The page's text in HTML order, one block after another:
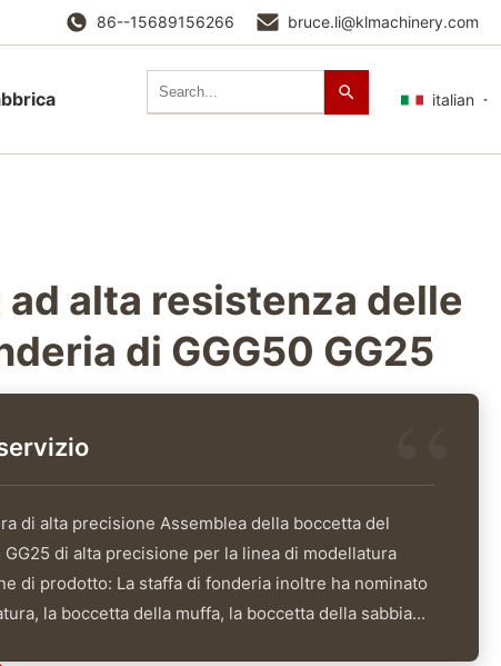
86--15689156266 bruce.li@klmachinery.com
italian
alta resistenza delle
di GGG50 GG25
di alta precisione Assemblea della boccetta del
GG25 di alta precisione per la linea di modellatura
di prodotto: La staffa di fonderia inoltre ha nominato
la boccetta della muffa, la boccetta della sabbia...